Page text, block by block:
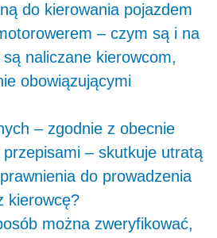
do kierowania pojazdem
– czym są i na
naliczane kierowcom,
obowiązującymi
– zgodnie z obecnie
– skutkuje utratą
do prowadzenia
kierowcę?
można zweryfikować,